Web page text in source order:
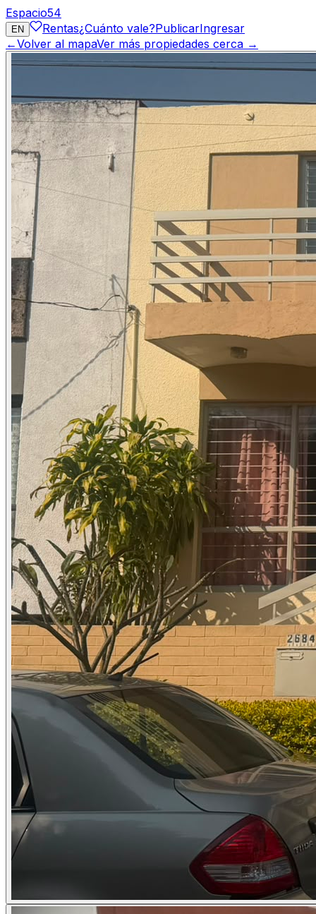
Espacio54
EN Rentas¿Cuánto vale?PublicarIngresar
←Volver al mapaVer más propiedades cerca →